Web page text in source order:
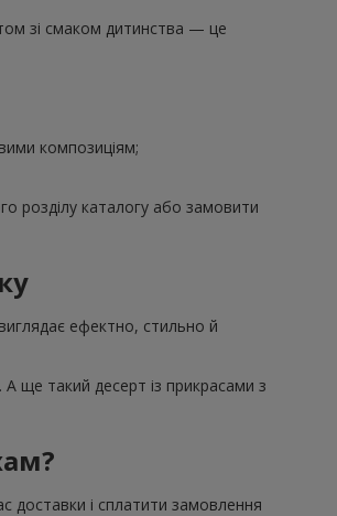
зі смаком дитинства — це
композиціям;
розділу каталогу або замовити
виглядає ефектно, стильно й
ще такий десерт із прикрасами з
доставки і сплатити замовлення